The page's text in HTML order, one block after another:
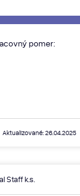
pomer:
Aktualizované: 26.04.2025
Staff k.s.